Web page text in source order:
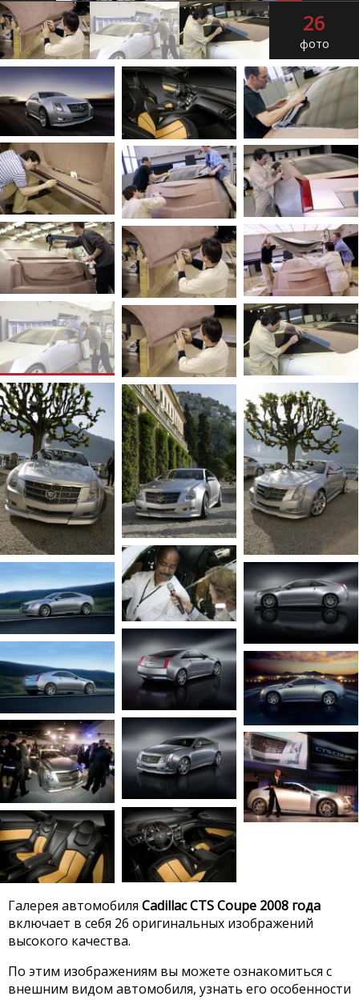
26
фото
Галерея автомобиля Cadillac CTS Coupe 2008 года
включает в себя 26 оригинальных изображений
высокого качества.
По этим изображениям вы можете ознакомиться с
внешним видом автомобиля, узнать его особенности